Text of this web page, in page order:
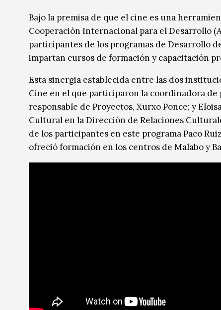
Música Música
Sin categoría Sin categoría
Bajo la premisa de que el cine es una
Cooperación Internacional para el Desarrollo
participantes de los programas de Desarrollo
impartan cursos de formación y capacitación
Esta sinergia establecida entre las dos
Cine en el que participaron la coordinadora
responsable de Proyectos, Xurxo Ponce; y
Cultural en la Dirección de Relaciones
de los participantes en este programa Paco
ofreció formación en los centros de Malabo y